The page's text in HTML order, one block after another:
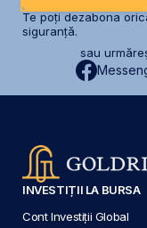
Te poți dezabona
siguranță.
sau
INVESTIȚII LA BURSA
Cont Investiții Global